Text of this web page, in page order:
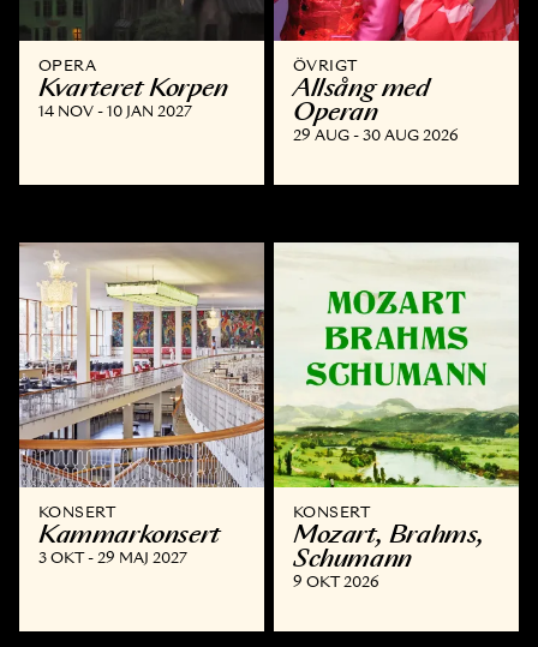
OPERA
Kvarteret Korpen
14 NOV - 10 JAN 2027
ÖVRIGT
Allsång med
Operan
29 AUG - 30 AUG 2026
KONSERT
Kammar­konsert
3 OKT - 29 MAJ 2027
KONSERT
Mozart, Brahms,
Schumann
9 OKT 2026